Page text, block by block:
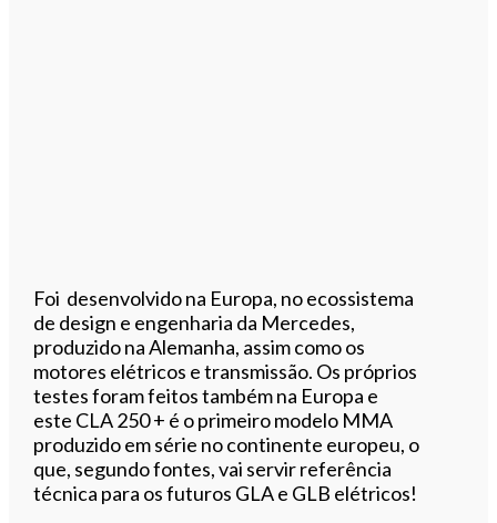
Foi desenvolvido na Europa, no ecossistema
de design e engenharia da Mercedes,
produzido na Alemanha, assim como os
motores elétricos e transmissão. Os próprios
testes foram feitos também na Europa e
este CLA 250 + é o primeiro modelo MMA
produzido em série no continente europeu, o
que, segundo fontes, vai servir referência
técnica para os futuros GLA e GLB elétricos!